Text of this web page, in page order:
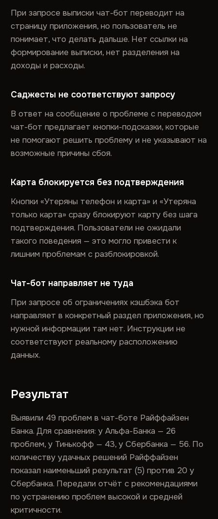
При запросе выписки чат-бот переводит на
страницу приложения, но пользователь не
понимает, что делать дальше. Нет ссылки на
формирование выписки, нет разделения на
доходы и расходы.
Саджесты не соответствуют запросу
В ответ на сообщение о проблеме с переводом
чат-бот предлагает кнопки-подсказки, которые
не помогают решить проблему и не указывают на
возможные причины сбоя.
Карта блокируется без подтверждения
Кнопки «Утеряны телефон и карта» и «Утеряна
только карта» сразу блокируют карту без шага
подтверждения. Пользователи не ожидали
такого поведения — это могло привести к
лишним проблемам с разблокировкой.
Чат-бот направляет не туда
При запросе об ограничениях кэшбэка бот
направляет в конкретный раздел приложения, но
нужной информации там нет. Инструкции не
соответствуют реальному расположению
данных.
Результат
Выявили 49 проблем в чат-боте Райффайзен
Банка. Для сравнения: у Альфа-Банка — 26
проблем, у Тинькофф — 43, у Сбербанка — 56. По
количеству удачных решений Райффайзен
показал наименьший результат (5) против 20 у
Сбербанка. Передали отчёт с рекомендациями
по устранению проблем высокой и средней
критичности.